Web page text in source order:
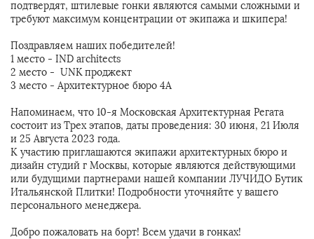
подтвердят, штилевые гонки являются самыми сложными и
требуют максимум концентрации от экипажа и шкипера!
Поздравляем наших победителей!
1 место - IND architects
2 место - UNK проджект
3 место - Архитектурное бюро 4А
Напоминаем, что 10-я Московская Архитектурная Регата
состоит из Трех этапов, даты проведения: 30 июня, 21 Июля
и 25 Августа 2023 года.
К участию приглашаются экипажи архитектурных бюро и
дизайн студий г Москвы, которые являются действующими
или будущими партнерами нашей компании ЛУЧИДО Бутик
Итальянской Плитки! Подробности уточняйте у вашего
персонального менеджера.
Добро пожаловать на борт! Всем удачи в гонках!